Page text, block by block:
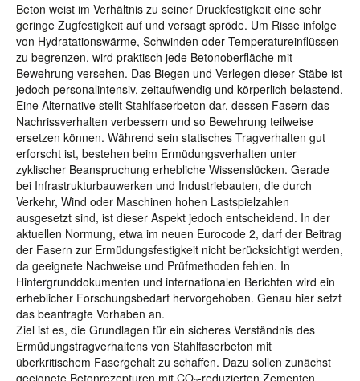
Beton weist im Verhältnis zu seiner Druckfestigkeit eine sehr
geringe Zugfestigkeit auf und versagt spröde. Um Risse infolge
von Hydratationswärme, Schwinden oder Temperatureinflüssen
zu begrenzen, wird praktisch jede Betonoberfläche mit
Bewehrung versehen. Das Biegen und Verlegen dieser Stäbe ist
jedoch personalintensiv, zeitaufwendig und körperlich belastend.
Eine Alternative stellt Stahlfaserbeton dar, dessen Fasern das
Nachrissverhalten verbessern und so Bewehrung teilweise
ersetzen können. Während sein statisches Tragverhalten gut
erforscht ist, bestehen beim Ermüdungsverhalten unter
zyklischer Beanspruchung erhebliche Wissenslücken. Gerade
bei Infrastrukturbauwerken und Industriebauten, die durch
Verkehr, Wind oder Maschinen hohen Lastspielzahlen
ausgesetzt sind, ist dieser Aspekt jedoch entscheidend. In der
aktuellen Normung, etwa im neuen Eurocode 2, darf der Beitrag
der Fasern zur Ermüdungsfestigkeit nicht berücksichtigt werden,
da geeignete Nachweise und Prüfmethoden fehlen. In
Hintergrunddokumenten und internationalen Berichten wird ein
erheblicher Forschungsbedarf hervorgehoben. Genau hier setzt
das beantragte Vorhaben an.
Ziel ist es, die Grundlagen für ein sicheres Verständnis des
Ermüdungstragverhaltens von Stahlfaserbeton mit
überkritischem Fasergehalt zu schaffen. Dazu sollen zunächst
geeignete Betonrezepturen mit CO₂-reduzierten Zementen